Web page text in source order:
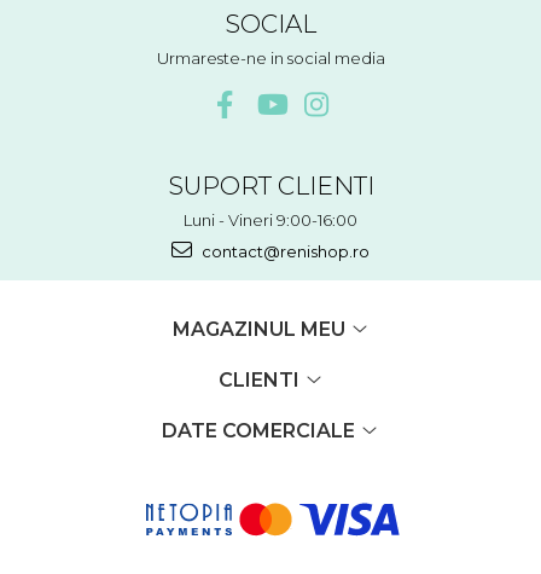
SOCIAL
Urmareste-ne in social media
SUPORT CLIENTI
Luni - Vineri 9:00-16:00
contact@renishop.ro
MAGAZINUL MEU
CLIENTI
DATE COMERCIALE